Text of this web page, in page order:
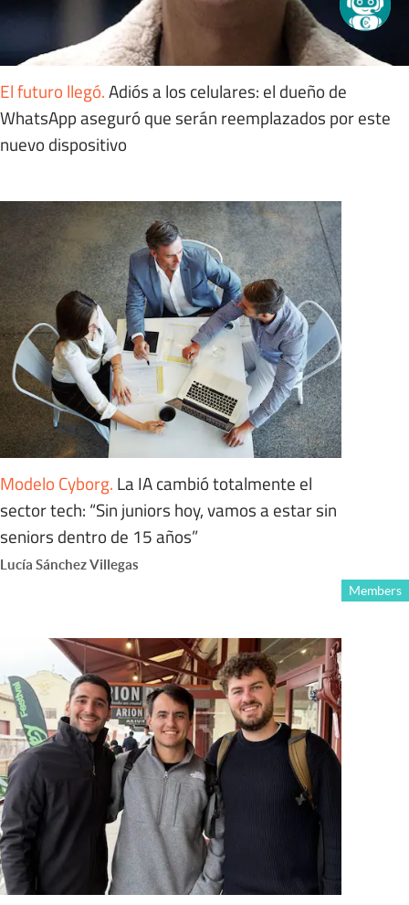
El futuro llegó.Adiós a los celulares: el dueño de
WhatsApp aseguró que serán reemplazados por este
nuevo dispositivo
Modelo Cyborg. La IA cambió totalmente el
sector tech: “Sin juniors hoy, vamos a estar sin
seniors dentro de 15 años”
Lucía Sánchez Villegas
Members